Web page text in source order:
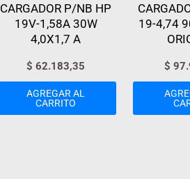
CARGADOR P/NB HP
19V-1,58A 30W
4,0X1,7 A
$ 62.183,35
AGREGAR AL
CARRITO
19-4,74
$